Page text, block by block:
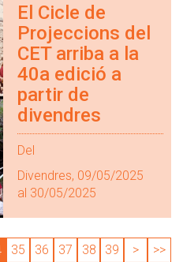
El Cicle de
Projeccions del
CET arriba a la
40a edició a
partir de
divendres
Del
Divendres, 09/05/2025
al 30/05/2025
35 36 37 38 39 > >>